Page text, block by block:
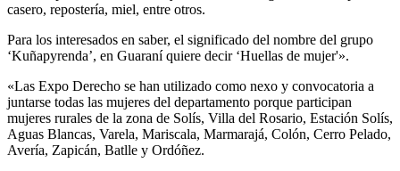
casero, repostería, miel, entre otros.
Para los interesados en saber, el significado del nombre del grupo
‘Kuñapyrenda’, en Guaraní quiere decir ‘Huellas de mujer'».
«Las Expo Derecho se han utilizado como nexo y convocatoria a
juntarse todas las mujeres del departamento porque participan
mujeres rurales de la zona de Solís, Villa del Rosario, Estación Solís,
Aguas Blancas, Varela, Mariscala, Marmarajá, Colón, Cerro Pelado,
Avería, Zapicán, Batlle y Ordóñez.